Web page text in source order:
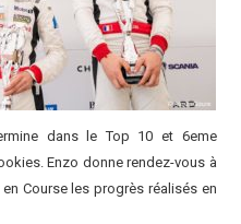
dans le Top 10 et 6eme
Enzo donne rendez-vous à
Course les progrès réalisés en